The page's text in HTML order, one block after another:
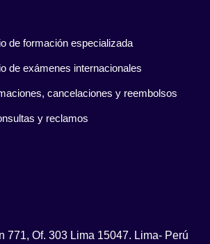
de formación especializada
de exámenes internacionales
cancelaciones y reembolsos
y reclamos
771, Of. 303 Lima 15047. Lima- Perú